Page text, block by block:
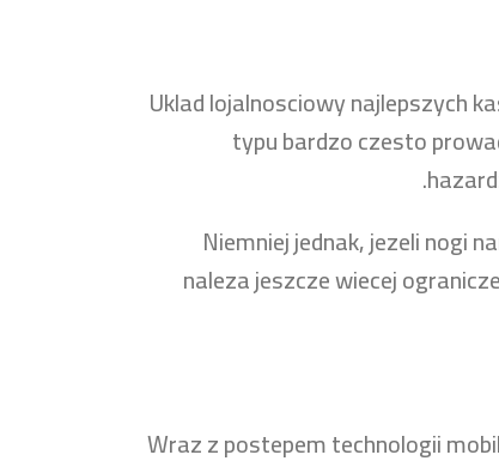
Uklad lojalnosciowy najlepszych
typu bardzo czesto
Niemniej jednak, jezeli nogi
naleza jeszcze wiecej
Wraz z postepem technologii